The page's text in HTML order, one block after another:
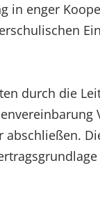
in enger
durch die